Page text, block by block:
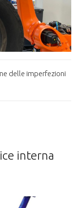
delle imperfezioni
interna